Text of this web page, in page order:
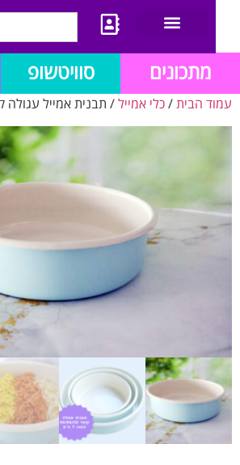
מתכונים סוויטשופ
הבית/כלי אמייל/ תבנית אמייל עגולה קוטר 22/7 2.5 ליטר